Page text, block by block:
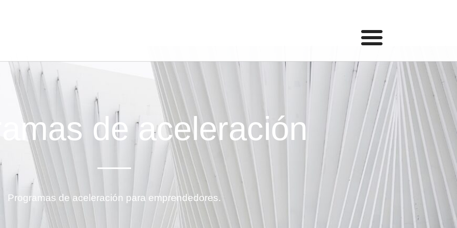
de aceleración
Programas de aceleración para emprendedores.